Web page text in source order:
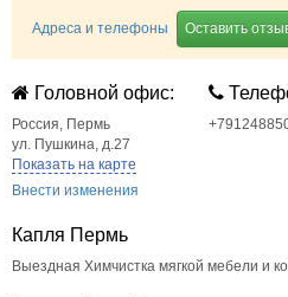
Адреса и телефоны Оставить
Головной офис:
Россия, Пермь
ул. Пушкина, д.27
Показать на карте
Внести изменения
Капля Пермь
Выездная Химчистка мягкой мебели и